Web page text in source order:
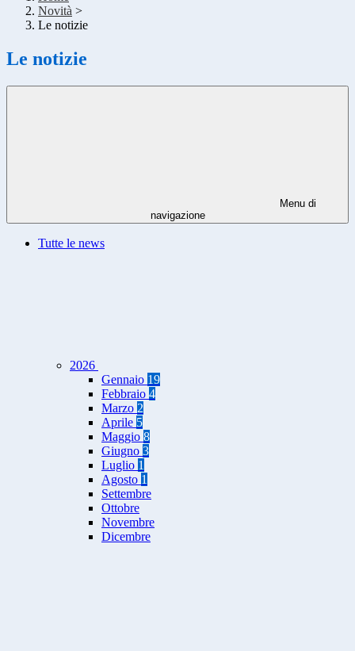
Novità >
Le notizie
Le notizie
Menu di
navigazione
Tutte le news
2026
Gennaio 19
Febbraio 4
Marzo 2
Aprile 5
Maggio 8
Giugno 3
Luglio 1
Agosto 1
Settembre
Ottobre
Novembre
Dicembre